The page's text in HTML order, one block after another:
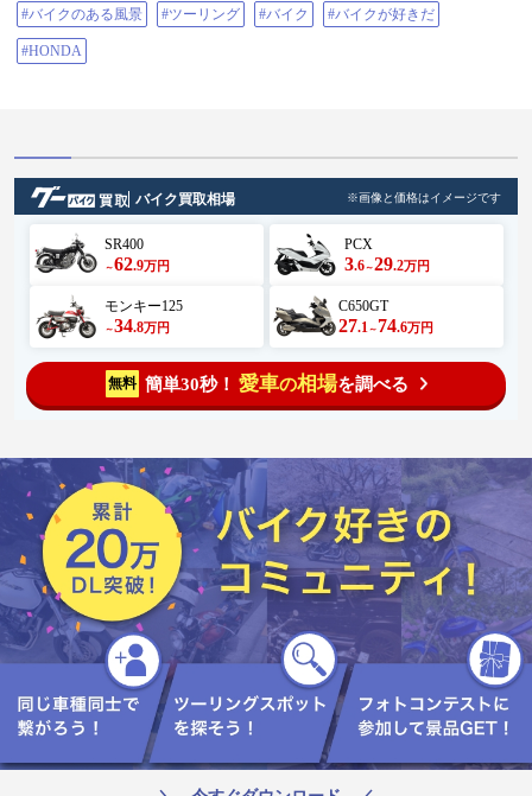
#バイクのある風景 #ツーリング #バイク #バイクが好きだ
#HONDA
バイク買取相場 ※画像と価格はイメージです
SR400
～62.9万円
PCX
3.6～29.2万円
モンキー125
～34.8万円
C650GT
27.1 ～ 74.6万円
無料 簡単30秒！ 愛車の相場を調べる